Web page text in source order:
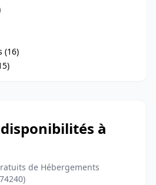
(16)
à
de Hébergements